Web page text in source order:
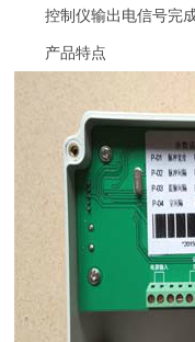
控制仪输出电信号完
产品特点